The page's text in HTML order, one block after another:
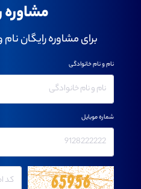
مشاوره
برای مشاوره رایگان
نام و نام خانوادگی
شماره موبایل